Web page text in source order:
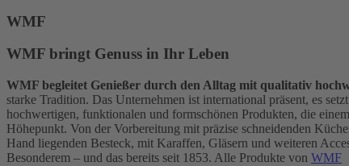
WMF
WMF bringt Genuss in Ihr Leben
WMF begleitet Genießer durch den Alltag mit qualitativ
starke Tradition. Das Unternehmen ist international präsent, es
hochwertigen, funktionalen und formschönen Produkten, die
Höhepunkt. Von der Vorbereitung mit präzise schneidenden
Hand liegenden Besteck, mit Karaffen, Gläsern und weiteren
Besonderem – und das bereits seit 1853. Alle Produkte von WMF